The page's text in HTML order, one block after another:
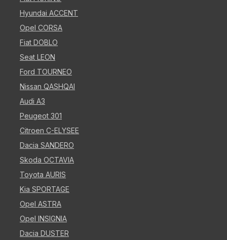
Hyundai ACCENT
Opel CORSA
Fiat DOBLO
Seat LEON
Ford TOURNEO
Nissan QASHQAI
Audi A3
Peugeot 301
Citroen C-ELYSEE
Dacia SANDERO
Skoda OCTAVIA
Toyota AURIS
Kia SPORTAGE
Opel ASTRA
Opel INSIGNIA
Dacia DUSTER